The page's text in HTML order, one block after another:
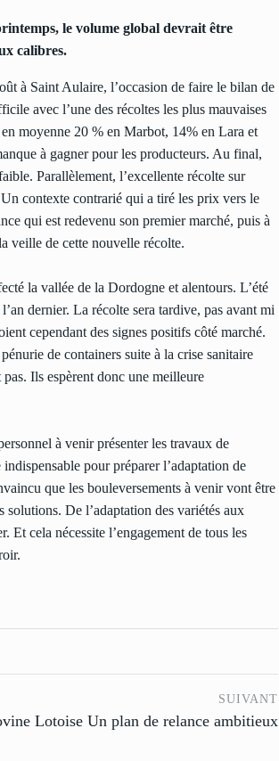
le volume global devrait être
calibres.
à Saint Aulaire, l’occasion de faire le bilan de
avec l’une des récoltes les plus mauvaises
moyenne 20 % en Marbot, 14% en Lara et
à gagner pour les producteurs. Au final,
Parallèlement, l’excellente récolte sur
contexte contrarié qui a tiré les prix vers le
qui est redevenu son premier marché, puis à
veille de cette nouvelle récolte.
la vallée de la Dordogne et alentours. L’été
dernier. La récolte sera tardive, pas avant mi
cependant des signes positifs côté marché.
de containers suite à la crise sanitaire
Ils espèrent donc une meilleure
à venir présenter les travaux de
pour préparer l’adaptation de
que les bouleversements à venir vont être
De l’adaptation des variétés aux
Et cela nécessite l’engagement de tous les
SUIVANT
Lotoise Un plan de relance ambitieux